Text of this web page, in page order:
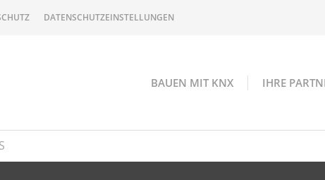
DATENSCHUTZEINSTELLUNGEN
BAUEN MIT KNX IHRE